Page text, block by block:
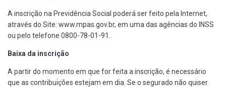
A inscrição na Previdência Social poderá ser feito pela Internet,
através do Site: www.mpas.gov.br, em uma das agências do INSS
ou pelo telefone 0800-78-01-91.
Baixa da inscrição
A partir do momento em que for feita a inscrição, é necessário
que as contribuições estejam em dia. Se o segurado não quiser